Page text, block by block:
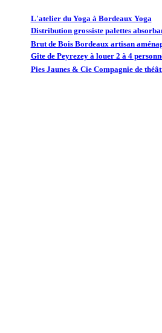
L'atelier du Yoga à Bordeaux Yoga
Distribution grossiste palettes
Brut de Bois Bordeaux artisan
Gîte de Peyrezey à louer 2 à 4
Pies Jaunes & Cie Compagnie de